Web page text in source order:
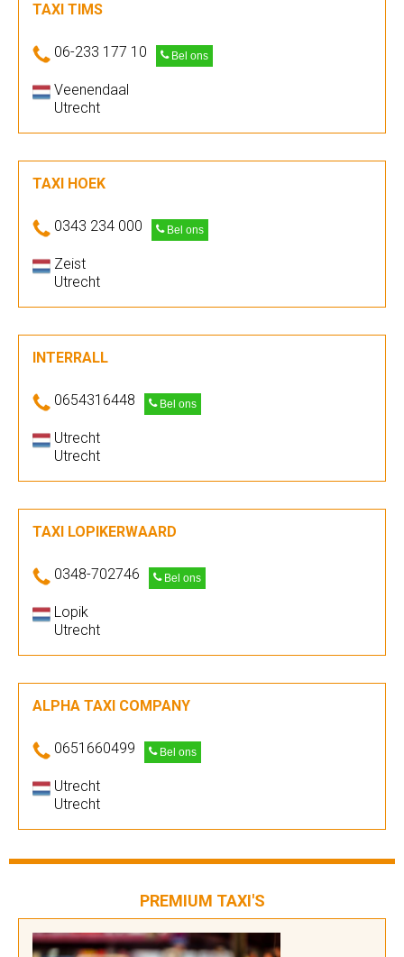
TAXI TIMS
06-233 177 10 Bel ons
Veenendaal
Utrecht
TAXI HOEK
0343 234 000 Bel ons
Zeist
Utrecht
INTERRALL
0654316448 Bel ons
Utrecht
Utrecht
TAXI LOPIKERWAARD
0348-702746 Bel ons
Lopik
Utrecht
ALPHA TAXI COMPANY
0651660499 Bel ons
Utrecht
Utrecht
PREMIUM TAXI'S